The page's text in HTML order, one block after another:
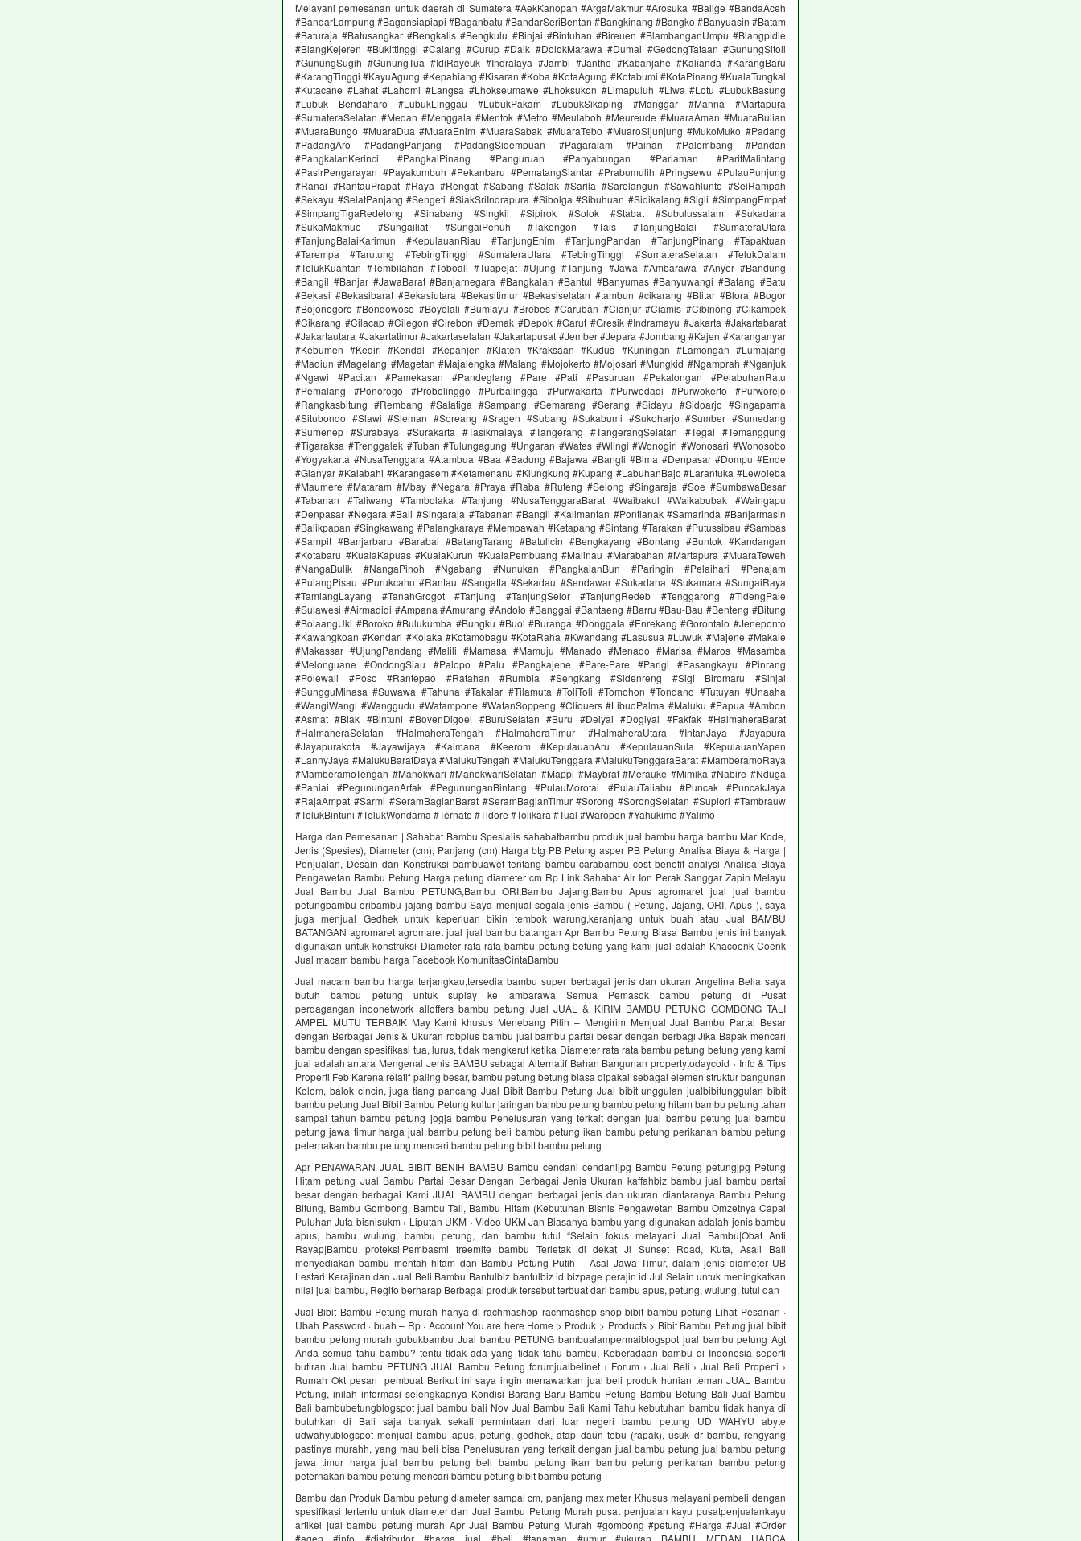
Melayani pemesanan untuk daerah di Sumatera #AekKanopan #ArgaMakmur #Arosuka #Balige #BandaAceh
#BandarLampung #Bagansiapiapi #Baganbatu #BandarSeriBentan #Bangkinang #Bangko #Banyuasin #Batam
#Baturaja #Batusangkar #Bengkalis #Bengkulu #Binjai #Bintuhan #Bireuen #BlambanganUmpu #Blangpidie
#BlangKejeren #Bukittinggi #Calang #Curup #Daik #DolokMarawa #Dumai #GedongTataan #GunungSitoli
#GunungSugih #GunungTua #IdiRayeuk #Indralaya #Jambi #Jantho #Kabanjahe #Kalianda #KarangBaru
#KarangTinggi #KayuAgung #Kepahiang #Kisaran #Koba #KotaAgung #Kotabumi #KotaPinang #KualaTungkal
#Kutacane #Lahat #Lahomi #Langsa #Lhokseumawe #Lhoksukon #Limapuluh #Liwa #Lotu #LubukBasung
#Lubuk Bendaharo #LubukLinggau #LubukPakam #LubukSikaping #Manggar #Manna #Martapura
#SumateraSelatan #Medan #Menggala #Mentok #Metro #Meulaboh #Meureude #MuaraAman #MuaraBulian
#MuaraBungo #MuaraDua #MuaraEnim #MuaraSabak #MuaraTebo #MuaroSijunjung #MukoMuko #Padang
#PadangAro #PadangPanjang #PadangSidempuan #Pagaralam #Painan #Palembang #Pandan
#PangkalanKerinci #PangkalPinang #Panguruan #Panyabungan #Pariaman #ParitMalintang
#PasirPengarayan #Payakumbuh #Pekanbaru #PematangSiantar #Prabumulih #Pringsewu #PulauPunjung
#Ranai #RantauPrapat #Raya #Rengat #Sabang #Salak #Sarila #Sarolangun #Sawahlunto #SeiRampah
#Sekayu #SelatPanjang #Sengeti #SiakSriIndrapura #Sibolga #Sibuhuan #Sidikalang #Sigli #SimpangEmpat
#SimpangTigaRedelong #Sinabang #Singkil #Sipirok #Solok #Stabat #Subulussalam #Sukadana
#SukaMakmue #Sungailiat #SungaiPenuh #Takengon #Tais #TanjungBalai #SumateraUtara
#TanjungBalaiKarimun #KepulauanRiau #TanjungEnim #TanjungPandan #TanjungPinang #Tapaktuan
#Tarempa #Tarutung #TebingTinggi #SumateraUtara #TebingTinggi #SumateraSelatan #TelukDalam
#TelukKuantan #Tembilahan #Toboali #Tuapejat #Ujung #Tanjung #Jawa #Ambarawa #Anyer #Bandung
#Bangil #Banjar #JawaBarat #Banjarnegara #Bangkalan #Bantul #Banyumas #Banyuwangi #Batang #Batu
#Bekasi #Bekasibarat #Bekasiutara #Bekasitimur #Bekasiselatan #tambun #cikarang #Blitar #Blora #Bogor
#Bojonegoro #Bondowoso #Boyolali #Bumiayu #Brebes #Caruban #Cianjur #Ciamis #Cibinong #Cikampek
#Cikarang #Cilacap #Cilegon #Cirebon #Demak #Depok #Garut #Gresik #Indramayu #Jakarta #Jakartabarat
#Jakartautara #Jakartatimur #Jakartaselatan #Jakartapusat #Jember #Jepara #Jombang #Kajen #Karanganyar
#Kebumen #Kediri #Kendal #Kepanjen #Klaten #Kraksaan #Kudus #Kuningan #Lamongan #Lumajang
#Madiun #Magelang #Magetan #Majalengka #Malang #Mojokerto #Mojosari #Mungkid #Ngamprah #Nganjuk
#Ngawi #Pacitan #Pamekasan #Pandeglang #Pare #Pati #Pasuruan #Pekalongan #PelabuhanRatu
#Pemalang #Ponorogo #Probolinggo #Purbalingga #Purwakarta #Purwodadi #Purwokerto #Purworejo
#Rangkasbitung #Rembang #Salatiga #Sampang #Semarang #Serang #Sidayu #Sidoarjo #Singaparna
#Situbondo #Slawi #Sleman #Soreang #Sragen #Subang #Sukabumi #Sukoharjo #Sumber #Sumedang
#Sumenep #Surabaya #Surakarta #Tasikmalaya #Tangerang #TangerangSelatan #Tegal #Temanggung
#Tigaraksa #Trenggalek #Tuban #Tulungagung #Ungaran #Wates #Wlingi #Wonogiri #Wonosari #Wonosobo
#Yogyakarta #NusaTenggara #Atambua #Baa #Badung #Bajawa #Bangli #Bima #Denpasar #Dompu #Ende
#Gianyar #Kalabahi #Karangasem #Kefamenanu #Klungkung #Kupang #LabuhanBajo #Larantuka #Lewoleba
#Maumere #Mataram #Mbay #Negara #Praya #Raba #Ruteng #Selong #Singaraja #Soe #SumbawaBesar
#Tabanan #Taliwang #Tambolaka #Tanjung #NusaTenggaraBarat #Waibakul #Waikabubak #Waingapu
#Denpasar #Negara #Bali #Singaraja #Tabanan #Bangli #Kalimantan #Pontianak #Samarinda #Banjarmasin
#Balikpapan #Singkawang #Palangkaraya #Mempawah #Ketapang #Sintang #Tarakan #Putussibau #Sambas
#Sampit #Banjarbaru #Barabai #BatangTarang #Batulicin #Bengkayang #Bontang #Buntok #Kandangan
#Kotabaru #KualaKapuas #KualaKurun #KualaPembuang #Malinau #Marabahan #Martapura #MuaraTeweh
#NangaBulik #NangaPinoh #Ngabang #Nunukan #PangkalanBun #Paringin #Pelaihari #Penajam
#PulangPisau #Purukcahu #Rantau #Sangatta #Sekadau #Sendawar #Sukadana #Sukamara #SungaiRaya
#TamiangLayang #TanahGrogot #Tanjung #TanjungSelor #TanjungRedeb #Tenggarong #TidengPale
#Sulawesi #Airmadidi #Ampana #Amurang #Andolo #Banggai #Bantaeng #Barru #Bau-Bau #Benteng #Bitung
#BolaangUki #Boroko #Bulukumba #Bungku #Buol #Buranga #Donggala #Enrekang #Gorontalo #Jeneponto
#Kawangkoan #Kendari #Kolaka #Kotamobagu #KotaRaha #Kwandang #Lasusua #Luwuk #Majene #Makale
#Makassar #UjungPandang #Malili #Mamasa #Mamuju #Manado #Menado #Marisa #Maros #Masamba
#Melonguane #OndongSiau #Palopo #Palu #Pangkajene #Pare-Pare #Parigi #Pasangkayu #Pinrang
#Polewali #Poso #Rantepao #Ratahan #Rumbia #Sengkang #Sidenreng #Sigi Biromaru #Sinjai
#SungguMinasa #Suwawa #Tahuna #Takalar #Tilamuta #ToliToli #Tomohon #Tondano #Tutuyan #Unaaha
#WangiWangi #Wanggudu #Watampone #WatanSoppeng #Cliquers #LibuoPalma #Maluku #Papua #Ambon
#Asmat #Biak #Bintuni #BovenDigoel #BuruSelatan #Buru #Deiyai #Dogiyai #Fakfak #HalmaheraBarat
#HalmaheraSelatan #HalmaheraTengah #HalmaheraTimur #HalmaheraUtara #IntanJaya #Jayapura
#Jayapurakota #Jayawijaya #Kaimana #Keerom #KepulauanAru #KepulauanSula #KepulauanYapen
#LannyJaya #MalukuBaratDaya #MalukuTengah #MalukuTenggara #MalukuTenggaraBarat #MamberamoRaya
#MamberamoTengah #Manokwari #ManokwariSelatan #Mappi #Maybrat #Merauke #Mimika #Nabire #Nduga
#Paniai #PegununganArfak #PegununganBintang #PulauMorotai #PulauTaliabu #Puncak #PuncakJaya
#RajaAmpat #Sarmi #SeramBagianBarat #SeramBagianTimur #Sorong #SorongSelatan #Supiori #Tambrauw
#TelukBintuni #TelukWondama #Ternate #Tidore #Tolikara #Tual #Waropen #Yahukimo #Yalimo
Harga dan Pemesanan | Sahabat Bambu Spesialis sahabatbambu produk jual bambu harga bambu Mar Kode,
Jenis (Spesies), Diameter (cm), Panjang (cm) Harga btg PB Petung asper PB Petung Analisa Biaya & Harga |
Penjualan, Desain dan Konstruksi bambuawet tentang bambu carabambu cost benefit analysi Analisa Biaya
Pengawetan Bambu Petung Harga petung diameter cm Rp Link Sahabat Air Ion Perak Sanggar Zapin Melayu
Jual Bambu Jual Bambu PETUNG,Bambu ORI,Bambu Jajang,Bambu Apus agromaret jual jual bambu
petungbambu oribambu jajang bambu Saya menjual segala jenis Bambu ( Petung, Jajang, ORI, Apus ), saya
juga menjual Gedhek untuk keperluan bikin tembok warung,keranjang untuk buah atau Jual BAMBU
BATANGAN agromaret agromaret jual jual bambu batangan Apr Bambu Petung Biasa Bambu jenis ini banyak
digunakan untuk konstruksi Diameter rata rata bambu petung betung yang kami jual adalah Khacoenk Coenk
Jual macam bambu harga Facebook KomunitasCintaBambu
Jual macam bambu harga terjangkau,tersedia bambu super berbagai jenis dan ukuran Angelina Bella saya
butuh bambu petung untuk suplay ke ambarawa Semua Pemasok bambu petung di Pusat
perdagangan indonetwork alloffers bambu petung Jual JUAL & KIRIM BAMBU PETUNG GOMBONG TALI
AMPEL MUTU TERBAIK May Kami khusus Menebang Pilih – Mengirim Menjual Jual Bambu Partai Besar
dengan Berbagai Jenis & Ukuran rdbplus bambu jual bambu partai besar dengan berbagi Jika Bapak mencari
bambu dengan spesifikasi tua, lurus, tidak mengkerut ketika Diameter rata rata bambu petung betung yang kami
jual adalah antara Mengenal Jenis BAMBU sebagai Alternatif Bahan Bangunan propertytodaycoid › Info & Tips
Properti Feb Karena relatif paling besar, bambu petung betung biasa dipakai sebagai elemen struktur bangunan
Kolom, balok cincin, juga tiang pancang Jual Bibit Bambu Petung Jual bibit unggulan jualbibitunggulan bibit
bambu petung Jual Bibit Bambu Petung kultur jaringan bambu petung bambu petung hitam bambu petung tahan
sampai tahun bambu petung jogja bambu Penelusuran yang terkait dengan jual bambu petung jual bambu
petung jawa timur harga jual bambu petung beli bambu petung ikan bambu petung perikanan bambu petung
peternakan bambu petung mencari bambu petung bibit bambu petung
Apr PENAWARAN JUAL BIBIT BENIH BAMBU Bambu cendani cendanijpg Bambu Petung petungjpg Petung
Hitam petung Jual Bambu Partai Besar Dengan Berbagai Jenis Ukuran kaffahbiz bambu jual bambu partai
besar dengan berbagai Kami JUAL BAMBU dengan berbagai jenis dan ukuran diantaranya Bambu Petung
Bitung, Bambu Gombong, Bambu Tali, Bambu Hitam (Kebutuhan Bisnis Pengawetan Bambu Omzetnya Capai
Puluhan Juta bisnisukm › Liputan UKM › Video UKM Jan Biasanya bambu yang digunakan adalah jenis bambu
apus, bambu wulung, bambu petung, dan bambu tutul “Selain fokus melayani Jual Bambu|Obat Anti
Rayap|Bambu proteksi|Pembasmi freemite bambu Terletak di dekat Jl Sunset Road, Kuta, Asali Bali
menyediakan bambu mentah hitam dan Bambu Petung Putih – Asal Jawa Timur, dalam jenis diameter UB
Lestari Kerajinan dan Jual Beli Bambu Bantulbiz bantulbiz id bizpage perajin id Jul Selain untuk meningkatkan
nilai jual bambu, Regito berharap Berbagai produk tersebut terbuat dari bambu apus, petung, wulung, tutul dan
Jual Bibit Bambu Petung murah hanya di rachmashop rachmashop shop bibit bambu petung Lihat Pesanan ·
Ubah Password · buah – Rp · Account You are here Home > Produk > Products > Bibit Bambu Petung jual bibit
bambu petung murah gubukbambu Jual bambu PETUNG bambualampermaiblogspot jual bambu petung Agt
Anda semua tahu bambu? tentu tidak ada yang tidak tahu bambu, Keberadaan bambu di Indonesia seperti
butiran Jual bambu PETUNG JUAL Bambu Petung forumjualbelinet › Forum › Jual Beli › Jual Beli Properti ›
Rumah Okt pesan ‎ pembuat Berikut ini saya ingin menawarkan jual beli produk hunian teman JUAL Bambu
Petung, inilah informasi selengkapnya Kondisi Barang Baru Bambu Petung Bambu Betung Bali Jual Bambu
Bali bambubetungblogspot jual bambu bali Nov Jual Bambu Bali Kami Tahu kebutuhan bambu tidak hanya di
butuhkan di Bali saja banyak sekali permintaan dari luar negeri bambu petung UD WAHYU abyte
udwahyublogspot menjual bambu apus, petung, gedhek, atap daun tebu (rapak), usuk dr bambu, rengyang
pastinya murahh, yang mau beli bisa Penelusuran yang terkait dengan jual bambu petung jual bambu petung
jawa timur harga jual bambu petung beli bambu petung ikan bambu petung perikanan bambu petung
peternakan bambu petung mencari bambu petung bibit bambu petung
Bambu dan Produk Bambu petung diameter sampai cm, panjang max meter Khusus melayani pembeli dengan
spesifikasi tertentu untuk diameter dan Jual Bambu Petung Murah pusat penjualan kayu pusatpenjualankayu
artikel jual bambu petung murah Apr Jual Bambu Petung Murah #gombong #petung #Harga #Jual #Order
#agen #info #distributor #harga jual #beli #tanaman #umur #ukuran BAMBU MEDAN HARGA